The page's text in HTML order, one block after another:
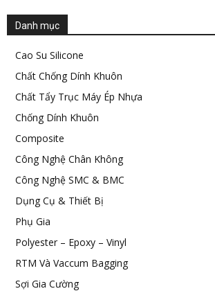
Danh mục
Cao Su Silicone
Chất Chống Dính Khuôn
Chất Tẩy Trục Máy Ép Nhựa
Chống Dính Khuôn
Composite
Công Nghệ Chân Không
Công Nghệ SMC & BMC
Dụng Cụ & Thiết Bị
Phụ Gia
Polyester – Epoxy – Vinyl
RTM Và Vaccum Bagging
Sợi Gia Cường